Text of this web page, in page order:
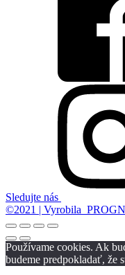
Sledujte nás
©2021 | Vyrobila
Používame cookies. Ak
budeme predpokladať, že